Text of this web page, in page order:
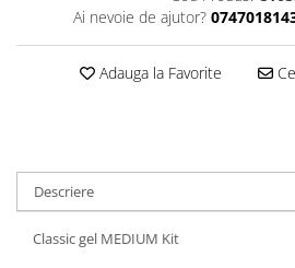
Ai nevoie de ajutor?
Adauga la Favorite
Descriere
Classic gel MEDIUM Kit